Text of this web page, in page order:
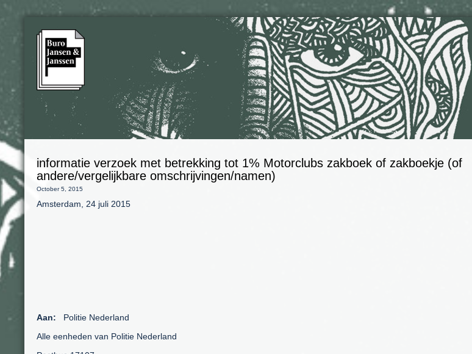
informatie verzoek met betrekking tot 1% Motorclubs zakboek of zakboekje (of
andere/vergelijkbare omschrijvingen/namen)
October 5, 2015
Amsterdam, 24 juli 2015
Aan: Politie Nederland
Alle eenheden van Politie Nederland